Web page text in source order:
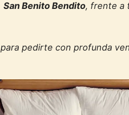
San Benito Bendito, frente a
para pedirte con profunda